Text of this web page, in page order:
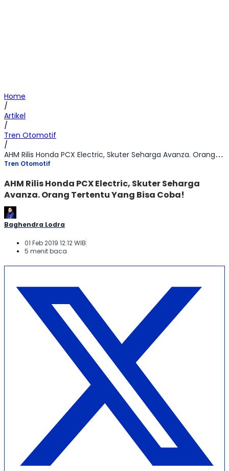
Home
/
Artikel
/
Tren Otomotif
/
AHM Rilis Honda PCX Electric, Skuter Seharga Avanza. Orang Tertentu Yang Bisa Coba!
Tren Otomotif
AHM Rilis Honda PCX Electric, Skuter Seharga
Avanza. Orang Tertentu Yang Bisa Coba!
Baghendra Lodra
01 Feb 2019 12:12 WIB
5 menit baca